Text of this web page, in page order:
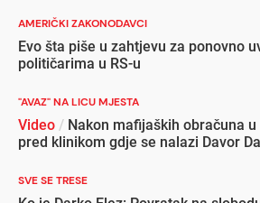
AMERIČKI ZAKONODAVCI
Evo šta piše u zahtjevu za ponovno
političarima u RS-u
"AVAZ" NA LICU MJESTA
Video / Nakon mafijaških obračuna
pred klinikom gdje se nalazi Davor
SVE SE TRESE